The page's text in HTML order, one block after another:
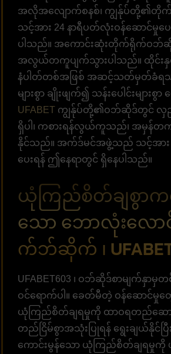
အလိုအလျောက်စနစ်၊ ကျွန်ုပ်တို့၏
သင့်အား 24 နာရီပတ်လုံးဝန်ဆောင်မှု
ပါသည်။ အကောင်းဆုံးတိုက်ရိုက်ဝ
အလွယ်တကူပျက်သွားပါသည်။ ထိုင်းနှင့်
နံပါတ်တစ်အဖြစ် အဆင့်သတ်မှတ်ခံရသ
များစွာ ချိုးဖျက်၍ သန်းပေါင်းများ
UFABET ကျွန်ုပ်တို့၏ဝဘ်ဆိုဒ်တွင် လှည့်
ရှိပါ၊ ကစားရန်လွယ်ကူသည်၊ အမှန်
နိုင်သည်။ အက်ဒ်မင်အဖွဲ့သည် သင့်အား
ပေးရန် ဤနေရာတွင် ရှိနေပါသည်။
ယုံကြည်စိတ်ချစွာက
သော ဘောလုံးလော
က်ဘ်ဆိုက် ၊
UFABET603 ၊ ဝဘ်ဆိုဒ်စာမျက်နှာမှ
ဝင်ရောက်ပါ။ ခေတ်မီတဲ့ ဝန်ဆောင်မှုတွေ
ယုံကြည်စိတ်ချရမှုကို ထာဝရတည်ဆေ
တည်ငြိမ်စွာအသုံးပြုရန် ရွေးချယ်နိုင်ပ
ကောင်းမွန်သော ယုံကြည်စိတ်ချရမှုကို